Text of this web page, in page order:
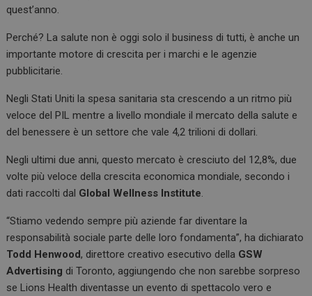
quest’anno.
Perché? La salute non è oggi solo il business di tutti, è anche un
importante motore di crescita per i marchi e le agenzie
pubblicitarie.
Negli Stati Uniti la spesa sanitaria sta crescendo a un ritmo più
veloce del PIL mentre a livello mondiale il mercato della salute e
del benessere è un settore che vale 4,2 trilioni di dollari.
Negli ultimi due anni, questo mercato è cresciuto del 12,8%, due
volte più veloce della crescita economica mondiale, secondo i
dati raccolti dal Global Wellness Institute
“Stiamo vedendo sempre più aziende far diventare la
responsabilità sociale parte delle loro fondamenta”, ha dichiarato
Todd Henwood, direttore creativo esecutivo della GSW
Advertising di Toronto, aggiungendo che non sarebbe sorpreso
se Lions Health diventasse un evento di spettacolo vero e